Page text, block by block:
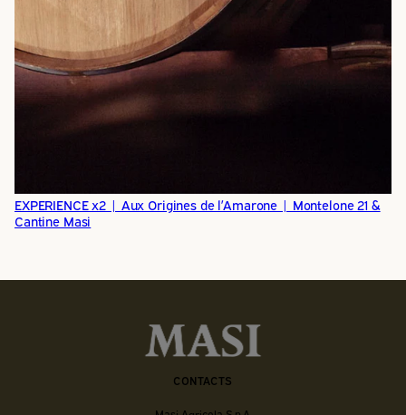
EXPERIENCE x2 | Aux Origines de l’Amarone | Montelone 21 &
Cantine Masi
CONTACTS